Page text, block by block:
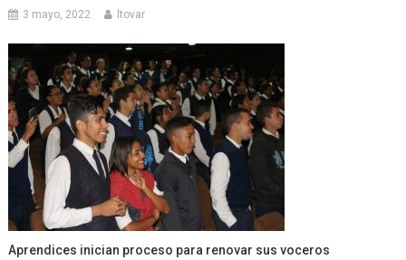
3 mayo, 2022 ltovar
Aprendices inician proceso para renovar sus voceros